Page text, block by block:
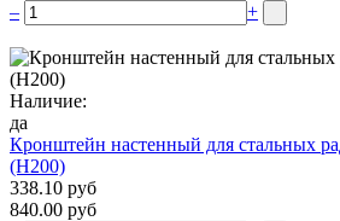
–
+
Наличие:
да
Кронштейн настенный для стальных
(H200)
338.10 руб
840.00 руб